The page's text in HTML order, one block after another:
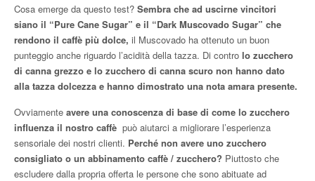
Cosa emerge da questo test? Sembra che ad uscirne vincitori
siano il “Pure Cane Sugar” e il “Dark Muscovado Sugar” che
rendono il caffè più dolce, il Muscovado ha ottenuto un buon
punteggio anche riguardo l’acidità della tazza. Di contro lo zucchero
di canna grezzo e lo zucchero di canna scuro non hanno dato
alla tazza dolcezza e hanno dimostrato una nota amara presente.
Ovviamente avere una conoscenza di base di come lo zucchero
influenza il nostro caffè può aiutarci a migliorare l’esperienza
sensoriale dei nostri clienti. Perché non avere uno zucchero
consigliato o un abbinamento caffè / zucchero? Piuttosto che
escludere dalla propria offerta le persone che sono abituate ad